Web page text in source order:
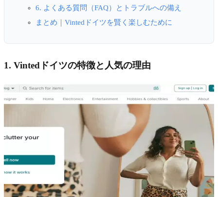
6. よくある質問（FAQ）とトラブルへの備え
まとめ｜Vintedドイツを賢く楽しむために
1. Vintedドイツの特徴と人気の理由